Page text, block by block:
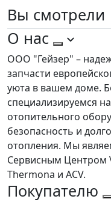
Вы смотрели
О нас
ООО "Гейзер" –
запчасти
уюта в вашем доме.
специализируемся
отопительного
безопасность и
отопления. Мы
Сервисным Центром
Thermona и ACV.
Покупателю